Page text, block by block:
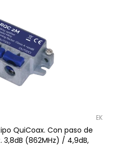
EK
QuiCoax. Con paso de
(862MHz) / 4,9dB,